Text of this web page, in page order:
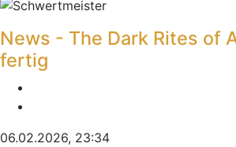
News - The Dark Rites of
fertig
06.02.2026, 23:34